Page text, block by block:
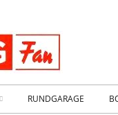
RUNDGARAGE